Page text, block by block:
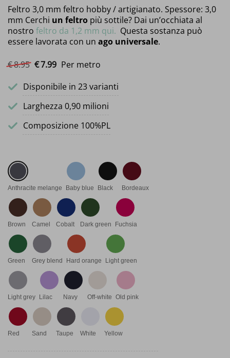
Feltro 3,0 mm feltro hobby / artigianato. Spessore: 3,0
mm Cerchi un feltro più sottile? Dai un’occhiata al
nostro feltro da 1,2 mm qui. Questa sostanza può
essere lavorata con un ago universale.
€8.95 Il prezzo originale era: €8.95.
€7.99Il prezzo attuale è: €7.99.
Per metro
Disponibile in 23 varianti
Larghezza 0,90 milioni
Composizione 100%PL
Anthracite melange Baby blue Black Bordeaux
Brown Camel Cobalt Dark green Fuchsia
Green Grey blend Hard orange Light green
Light grey Lilac Navy Off-white Old pink
Red Sand Taupe White Yellow